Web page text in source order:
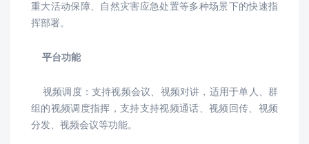
重大活动保障、自然灾害应急处置等多种场景下的快速指
挥部署。
平台功能
视频调度： 支持视频会议、视频对讲，适用于单人、群
组的视频调度指挥，支持支持视频通话、视频回传、视频
分发、视频会议等功能。